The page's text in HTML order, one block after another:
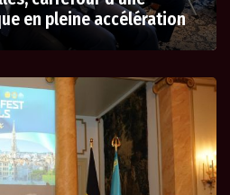
en pleine accélération